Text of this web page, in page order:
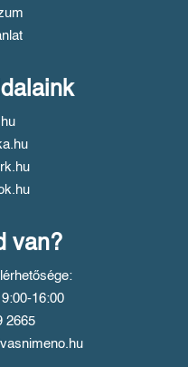
van?
16:00
2665